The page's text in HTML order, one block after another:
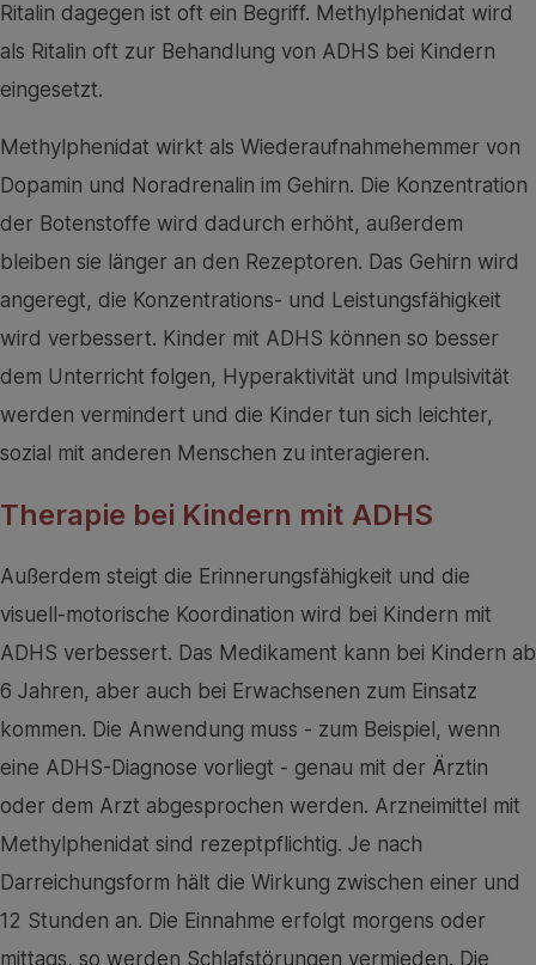
Ritalin dagegen ist oft ein Begriff. Methylphenidat wird
als Ritalin oft zur Behandlung von ADHS bei Kindern
eingesetzt.
Methylphenidat wirkt als Wiederaufnahmehemmer von
Dopamin und Noradrenalin im Gehirn. Die Konzentration
der Botenstoffe wird dadurch erhöht, außerdem
bleiben sie länger an den Rezeptoren. Das Gehirn wird
angeregt, die Konzentrations- und Leistungsfähigkeit
wird verbessert. Kinder mit ADHS können so besser
dem Unterricht folgen, Hyperaktivität und Impulsivität
werden vermindert und die Kinder tun sich leichter,
sozial mit anderen Menschen zu interagieren.
Therapie bei Kindern mit ADHS
Außerdem steigt die Erinnerungsfähigkeit und die
visuell-motorische Koordination wird bei Kindern mit
ADHS verbessert. Das Medikament kann bei Kindern ab
6 Jahren, aber auch bei Erwachsenen zum Einsatz
kommen. Die Anwendung muss - zum Beispiel, wenn
eine ADHS-Diagnose vorliegt - genau mit der Ärztin
oder dem Arzt abgesprochen werden. Arzneimittel mit
Methylphenidat sind rezeptpflichtig. Je nach
Darreichungsform hält die Wirkung zwischen einer und
12 Stunden an. Die Einnahme erfolgt morgens oder
mittags, so werden Schlafstörungen vermieden. Die